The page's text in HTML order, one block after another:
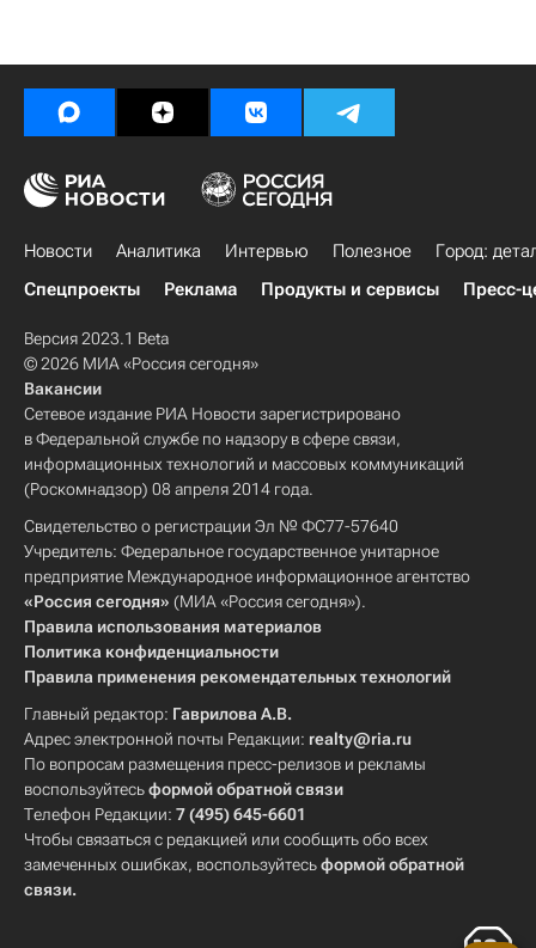
Новости Аналитика Интервью Полезное
Город:
Спецпроекты
Реклама Продукты и сервисы Пресс-
Версия 2023.1 Beta
© 2026 МИА «Россия сегодня»
Вакансии
Сетевое издание РИА Новости зарегистрировано
в Федеральной службе по надзору в сфере связи,
информационных технологий и массовых коммуникаций
(Роскомнадзор) 08 апреля 2014 года.
Свидетельство о регистрации Эл № ФС77-57640
Учредитель: Федеральное государственное унитарное
предприятие Международное информационное агентство
«Россия сегодня» (МИА «Россия сегодня»).
Правила использования материалов
Политика конфиденциальности
Правила применения рекомендательных технологий
Главный редактор: Гаврилова А.В.
Адрес электронной почты Редакции: realty@ria.ru
По вопросам размещения пресс-релизов и рекламы
воспользуйтесьформой обратной связи
Телефон Редакции: 7 (495) 645-6601
Чтобы связаться с редакцией или сообщить обо всех
замеченных ошибках, воспользуйтесьформой обратной
связи.